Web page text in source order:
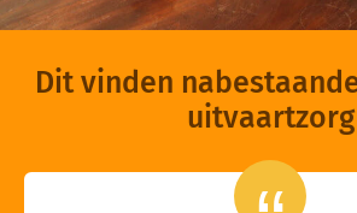
Dit vinden
uitvaartzorg